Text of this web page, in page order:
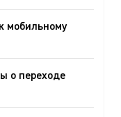
мобильному
о переходе